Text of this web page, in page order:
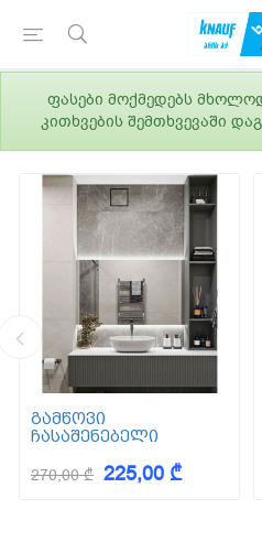
ფასები მოქმედებს
კითხვების შემთხვევაში
გამწოვი
ჩასაშენებელი
270,00 ₾ 225,00 ₾